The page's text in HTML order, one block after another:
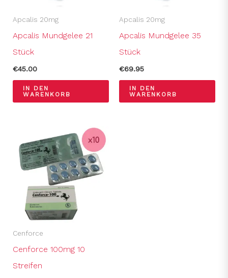
Apcalis 20mg
Apcalis Mundgelee 21
Stück
€45.00
IN DEN
WARENKORB
Apcalis 20mg
Apcalis Mundgelee 35
Stück
€69.95
IN DEN
WARENKORB
Cenforce
Cenforce 100mg 10
Streifen